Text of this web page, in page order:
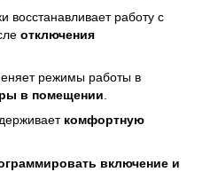
восстанавливает работу с
отключения
режимы работы в
в помещении
комфортную
включение и